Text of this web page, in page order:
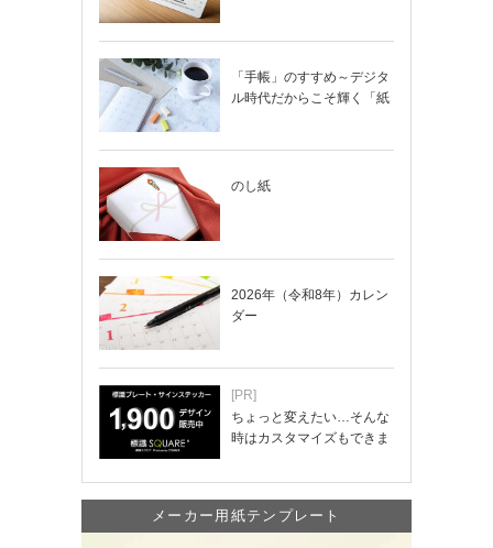
「手帳」のすすめ～デジタ
ル時代だからこそ輝く「紙
のし紙
2026年（令和8年）カレン
ダー
[PR]
ちょっと変えたい…そんな
時はカスタマイズもできま
メーカー用紙テンプレート